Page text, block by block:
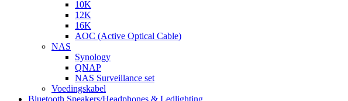
10K
12K
16K
AOC (Active Optical Cable)
NAS
Synology
QNAP
NAS Surveillance set
Voedingskabel
Bluetooth Speakers/Headphones & Ledlighting